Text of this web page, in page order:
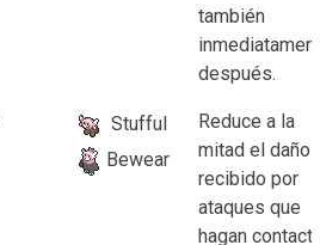
también
después.
Stufful
Bewear
Reduce a la
mitad el daño
recibido por
ataques que
hagan